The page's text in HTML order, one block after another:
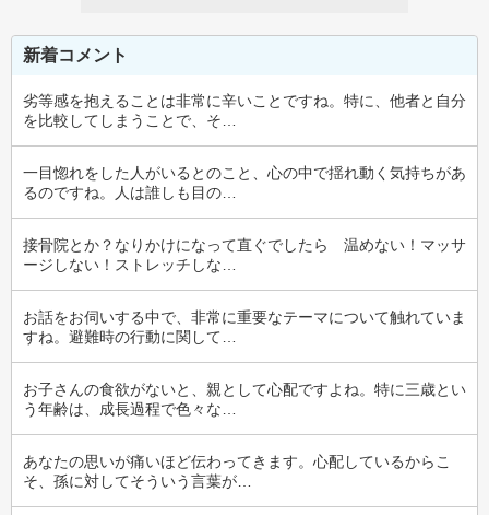
新着コメント
劣等感を抱えることは非常に辛いことですね。特に、他者と自分
を比較してしまうことで、そ…
一目惚れをした人がいるとのこと、心の中で揺れ動く気持ちがあ
るのですね。人は誰しも目の…
接骨院とか？なりかけになって直ぐでしたら　温めない！マッサ
ージしない！ストレッチしな…
お話をお伺いする中で、非常に重要なテーマについて触れていま
すね。避難時の行動に関して…
お子さんの食欲がないと、親として心配ですよね。特に三歳とい
う年齢は、成長過程で色々な…
あなたの思いが痛いほど伝わってきます。心配しているからこ
そ、孫に対してそういう言葉が…